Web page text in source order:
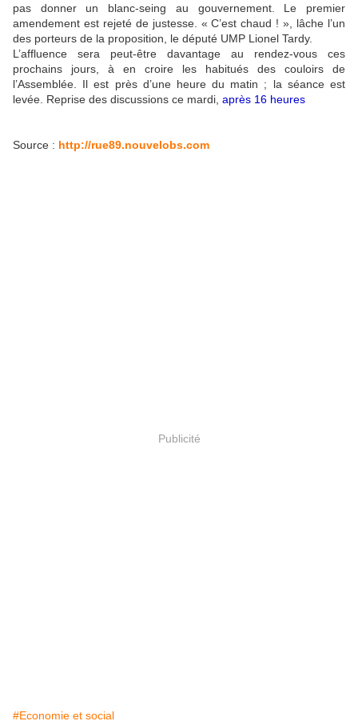
pas donner un blanc-seing au gouvernement. Le premier
amendement est rejeté de justesse. « C’est chaud ! », lâche l’un
des porteurs de la proposition, le député UMP Lionel Tardy.
L’affluence sera peut-être davantage au rendez-vous ces
prochains jours, à en croire les habitués des couloirs de
l’Assemblée. Il est près d’une heure du matin ; la séance est
levée. Reprise des discussions ce mardi, après 16 heures
Source : http://rue89.nouvelobs.com
Publicité
#Economie et social